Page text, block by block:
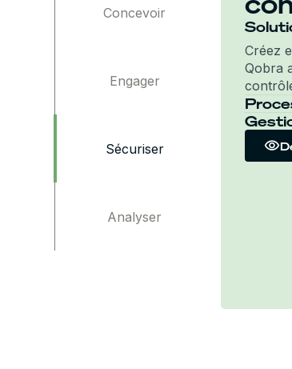
Concevoir
Engager
Sécuriser
Analyser
Créez
Qobra
rester